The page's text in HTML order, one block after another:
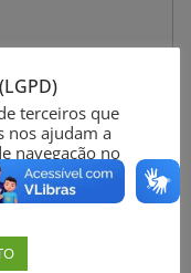
terceiros que
nos ajudam a
navegação no
continuar a
o uso de